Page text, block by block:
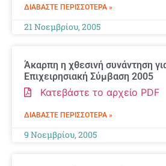
ΔΙΑΒΆΣΤΕ ΠΕΡΙΣΣΌΤΕΡΑ »
21 Νοεμβρίου, 2005
Άκαρπη η χθεσινή συνάντηση
Επιχειρησιακή Σύμβαση 2005
Κατεβάστε το αρχείο PDF
ΔΙΑΒΆΣΤΕ ΠΕΡΙΣΣΌΤΕΡΑ »
9 Νοεμβρίου, 2005